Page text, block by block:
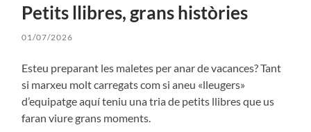
Petits llibres, grans històries
01/07/2026
Esteu preparant les maletes per anar de vacances? Tant
si marxeu molt carregats com si aneu «lleugers»
d’equipatge aquí teniu una tria de petits llibres que us
faran viure grans moments.